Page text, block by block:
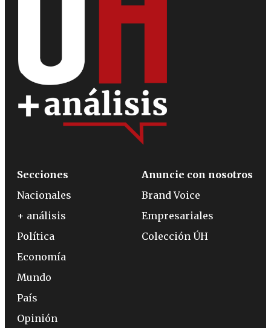
Secciones
Nacionales
+ análisis
Política
Economía
Mundo
País
Opinión
Anuncie con nosotros
Brand Voice
Empresariales
Colección ÚH